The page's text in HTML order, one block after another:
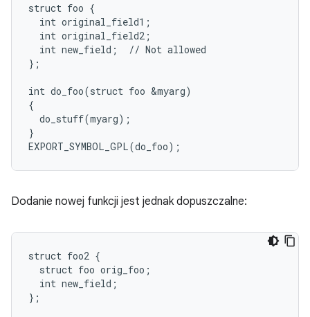
struct foo {
  int original_field1;
  int original_field2;
  int new_field;  // Not allowed
};
int do_foo(struct foo &myarg)
{
  do_stuff(myarg);
}
Dodanie nowej funkcji jest jednak dopuszczalne:
struct foo2 {
  struct foo orig_foo;
  int new_field;
};